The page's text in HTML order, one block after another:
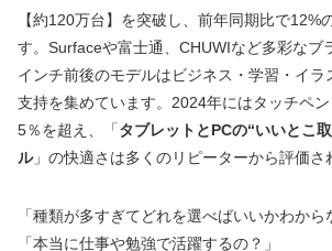
【約120万台】を突破し、前年同期比で12%
す。Surfaceや富士通、CHUWIなど多彩なブ
インチ前後のモデルはビジネス・学習・イラ
支持を集めています。2024年にはタッチペ
5％を超え、「タブレットとPCの“いいとこ
ル」の快適さは多くのリピーターから評価さ
「種類が多すぎてどれを選べばいいかわから
「本当に仕事や勉強で活躍するの？」